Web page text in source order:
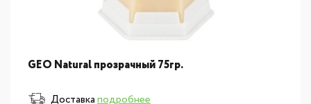
GEO Natural прозрачный 75гр.
Доставкаподробнее